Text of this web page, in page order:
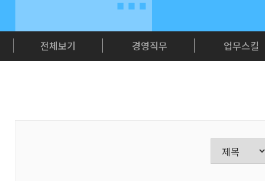
전체보기 경영직무 업무스킬